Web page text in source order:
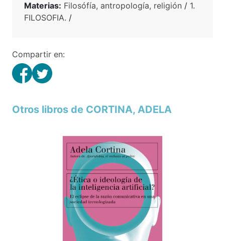
Materias: Filosófía, antropología, religión / 1.
FILOSOFIA. /
Compartir en:
Otros libros de CORTINA, ADELA